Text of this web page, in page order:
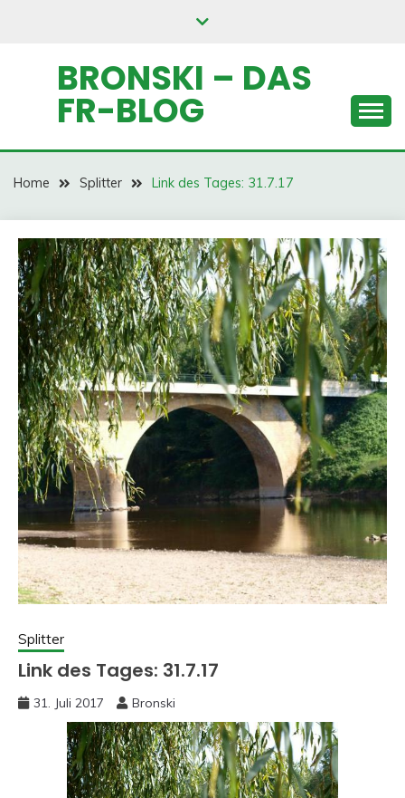
BRONSKI – DAS
FR-BLOG
Home Splitter Link des Tages: 31.7.17
Splitter
Link des Tages: 31.7.17
31. Juli 2017 Bronski